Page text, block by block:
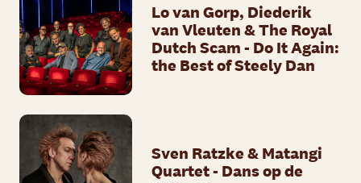
Lo van Gorp, Diederik
van Vleuten & The Royal
Dutch Scam - Do It Again:
the Best of Steely Dan
Sven Ratzke & Matangi
Quartet - Dans op de